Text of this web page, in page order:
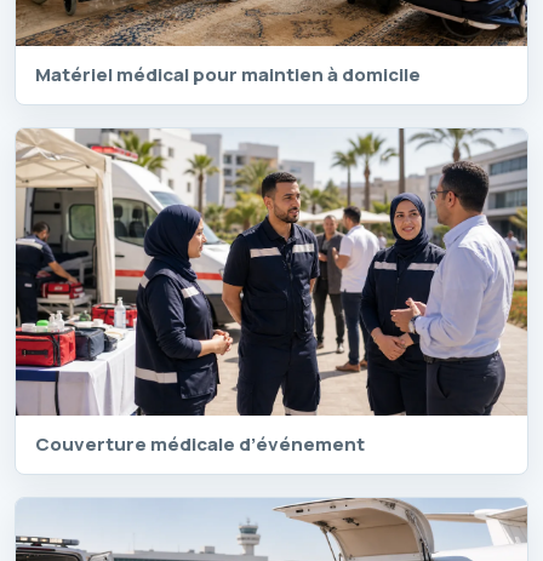
Matériel médical pour maintien à domicile
Couverture médicale d’événement